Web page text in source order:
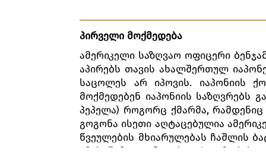
პირველი მოქმედება
ამერიკელი საზღვაო ოფიცერი
აპირებს თავის ახალშერთულ
საცოლეს არ იპოვის. იაპონიის
მოქმედებენ იაპონიის საზღვრებს
პეპელა) როგორც ქმარმა,
გოგონა ისეთი აღტაცებულია
წვეულების მხიარულებას ჩაშლის
ამის შემდეგ, ნათესავებიც